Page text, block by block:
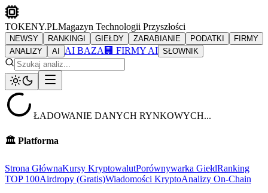
TOKENY.PLMagazyn Technologii Przyszłości
NEWSY RANKINGI GIEŁDY ZARABIANIE PODATKI
FIRMY
ANALIZY
AI AI BAZA 🏢 FIRMY AI SŁOWNIK
ŁADOWANIE DANYCH RYNKOWYCH...
🏛️ Platforma
Strona GłównaKursy KryptowalutPorównywarka GiełdRanking
TOP 100Airdropy (Gratis)Wiadomości KryptoAnalizy On-Chain